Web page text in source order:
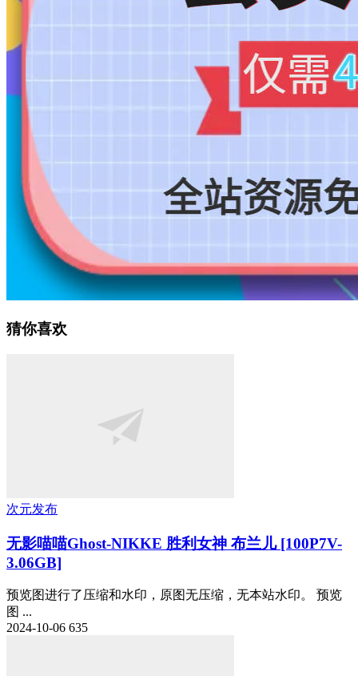
猜你喜欢
次元发布
无影喵喵Ghost-NIKKE 胜利女神 布兰儿 [100P7V-
3.06GB]
预览图进行了压缩和水印，原图无压缩，无本站水印。 预览
图 ...
2024-10-06 635